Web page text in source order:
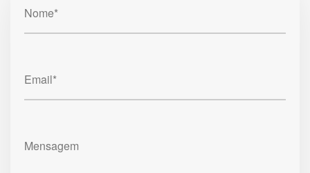
Nome*
Email*
Mensagem